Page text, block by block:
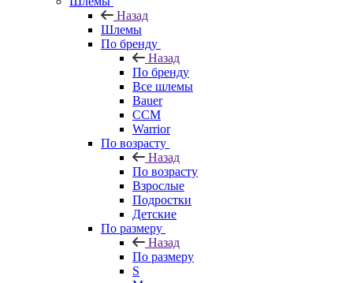
Назад
Шлемы
По бренду
Назад
По бренду
Все шлемы
Bauer
CCM
Warrior
По возрасту
Назад
По возрасту
Взрослые
Подростки
Детские
По размеру
Назад
По размеру
S